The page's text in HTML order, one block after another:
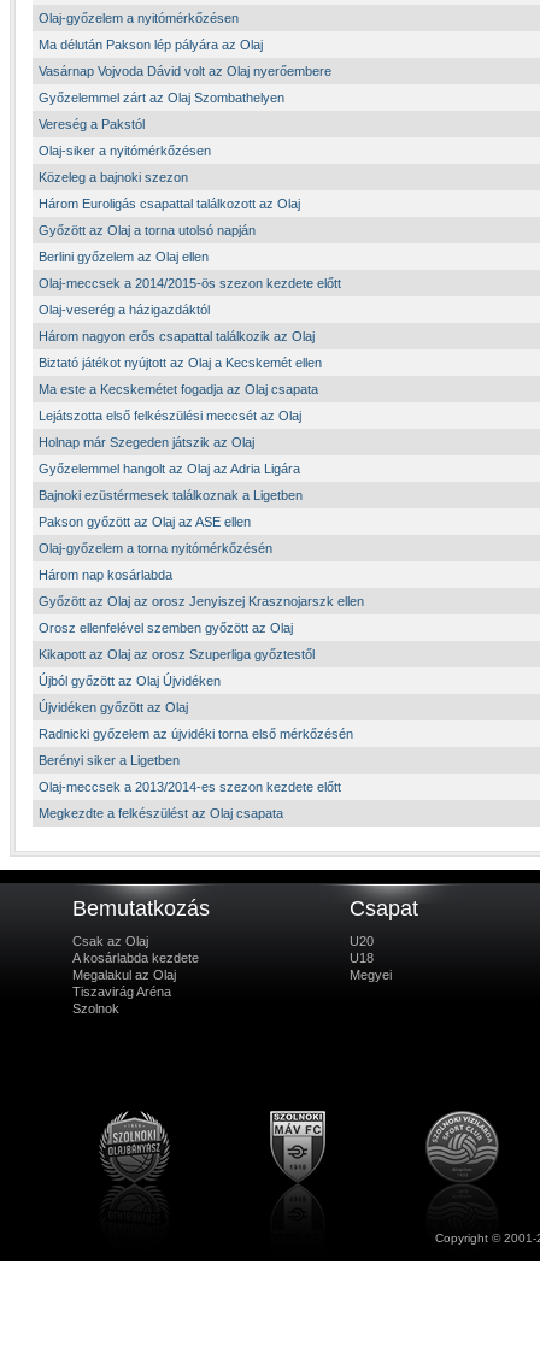
Olaj-győzelem a nyitómérkőzésen
Ma délután Pakson lép pályára az Olaj
Vasárnap Vojvoda Dávid volt az Olaj nyerőembere
Győzelemmel zárt az Olaj Szombathelyen
Vereség a Pakstól
Olaj-siker a nyitómérkőzésen
Közeleg a bajnoki szezon
Három Euroligás csapattal találkozott az Olaj
Győzött az Olaj a torna utolsó napján
Berlini győzelem az Olaj ellen
Olaj-meccsek a 2014/2015-ös szezon kezdete előtt
Olaj-veserég a házigazdáktól
Három nagyon erős csapattal találkozik az Olaj
Biztató játékot nyújtott az Olaj a Kecskemét ellen
Ma este a Kecskemétet fogadja az Olaj csapata
Lejátszotta első felkészülési meccsét az Olaj
Holnap már Szegeden játszik az Olaj
Győzelemmel hangolt az Olaj az Adria Ligára
Bajnoki ezüstérmesek találkoznak a Ligetben
Pakson győzött az Olaj az ASE ellen
Olaj-győzelem a torna nyitómérkőzésén
Három nap kosárlabda
Győzött az Olaj az orosz Jenyiszej Krasznojarszk ellen
Orosz ellenfelével szemben győzött az Olaj
Kikapott az Olaj az orosz Szuperliga győztestől
Újból győzött az Olaj Újvidéken
Újvidéken győzött az Olaj
Radnicki győzelem az újvidéki torna első mérkőzésén
Berényi siker a Ligetben
Olaj-meccsek a 2013/2014-es szezon kezdete előtt
Megkezdte a felkészülést az Olaj csapata
Bemutatkozás
Csak az Olaj
A kosárlabda kezdete
Megalakul az Olaj
Tiszavirág Aréna
Szolnok
Csapat
U20
U18
Megyei
Copyright ©